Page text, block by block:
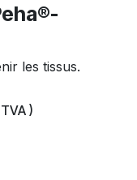
les tissus.
)